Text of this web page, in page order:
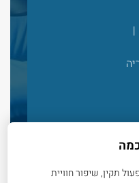
תקין, שיפור חוויית